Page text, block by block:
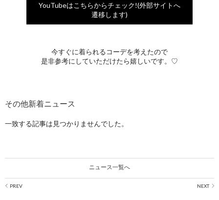
YouTubeはこちらからチェック!(外部サイトへ
遷移します)
今すぐに着られるコーデを考えたので
是非参考にしていただけたら嬉しいです。♡
一致する記事は見つかりませんでした。
ニュース一覧へ